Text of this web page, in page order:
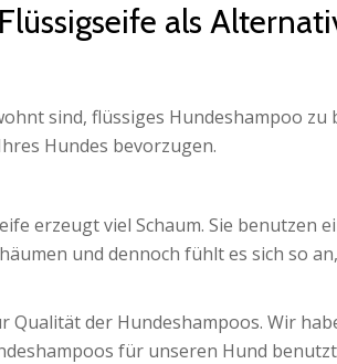
als
sind, flüssiges Hundeshampoo zu
Hundes bevorzugen.
erzeugt viel Schaum. Sie benutzen
und dennoch fühlt es sich so
Qualität der Hundeshampoos. Wir
für unseren Hund